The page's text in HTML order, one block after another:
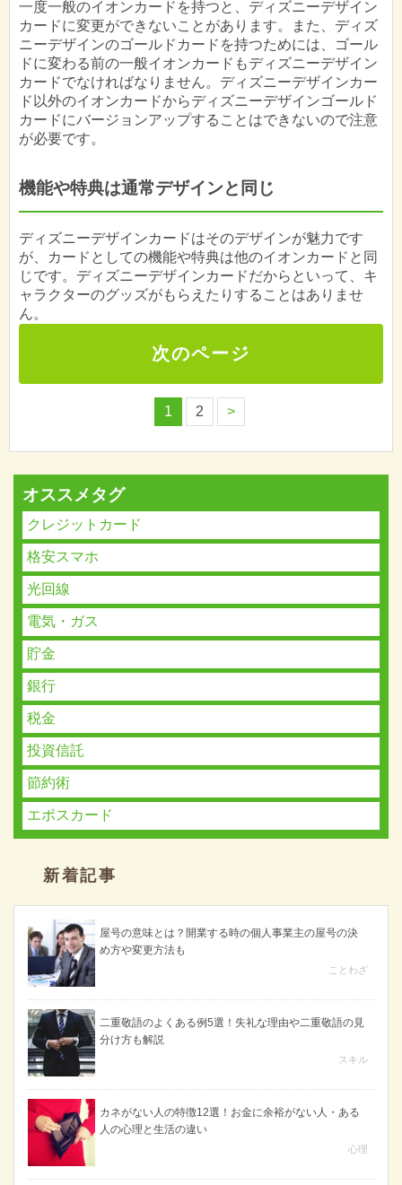
一度一般のイオンカードを持つと、ディズニーデザイン
カードに変更ができないことがあります。また、ディズ
ニーデザインのゴールドカードを持つためには、ゴール
ドに変わる前の一般イオンカードもディズニーデザイン
カードでなければなりません。ディズニーデザインカー
ド以外のイオンカードからディズニーデザインゴールド
カードにバージョンアップすることはできないので注意
が必要です。
機能や特典は通常デザインと同じ
ディズニーデザインカードはそのデザインが魅力です
が、カードとしての機能や特典は他のイオンカードと同
じです。ディズニーデザインカードだからといって、キ
ャラクターのグッズがもらえたりすることはありませ
ん。
次のページ
1 2 >
オススメタグ
クレジットカード
格安スマホ
光回線
電気・ガス
貯金
銀行
税金
投資信託
節約術
エポスカード
新着記事
屋号の意味とは？開業する時の個人事業主の屋号の決
め方や変更方法も
ことわざ
二重敬語のよくある例5選！失礼な理由や二重敬語の見
分け方も解説
スキル
カネがない人の特徴12選！お金に余裕がない人・ある
人の心理と生活の違い
心理